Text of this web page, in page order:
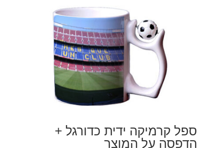
ספל קרמיקה ידית כדורגל +
הדפסה על המוצר